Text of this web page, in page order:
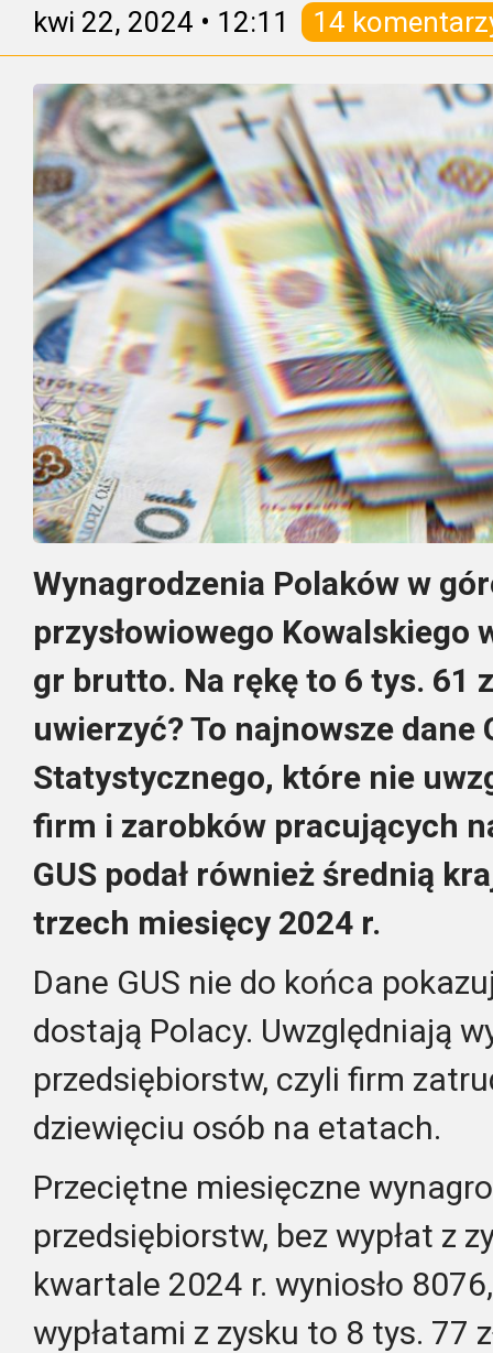
kwi 22, 2024 • 12:11 14
Wynagrodzenia Polaków w
przysłowiowego Kowalskiego
gr brutto. Na rękę to 6 tys. 61
uwierzyć? To najnowsze dane
Statystycznego, które nie
firm i zarobków pracujących
GUS podał również średnią
trzech miesięcy 2024 r.
Dane GUS nie do końca
dostają Polacy. Uwzględniają
przedsiębiorstw, czyli firm
dziewięciu osób na etatach.
Przeciętne miesięczne
przedsiębiorstw, bez wypłat z
kwartale 2024 r. wyniosło
wypłatami z zysku to 8 tys. 77